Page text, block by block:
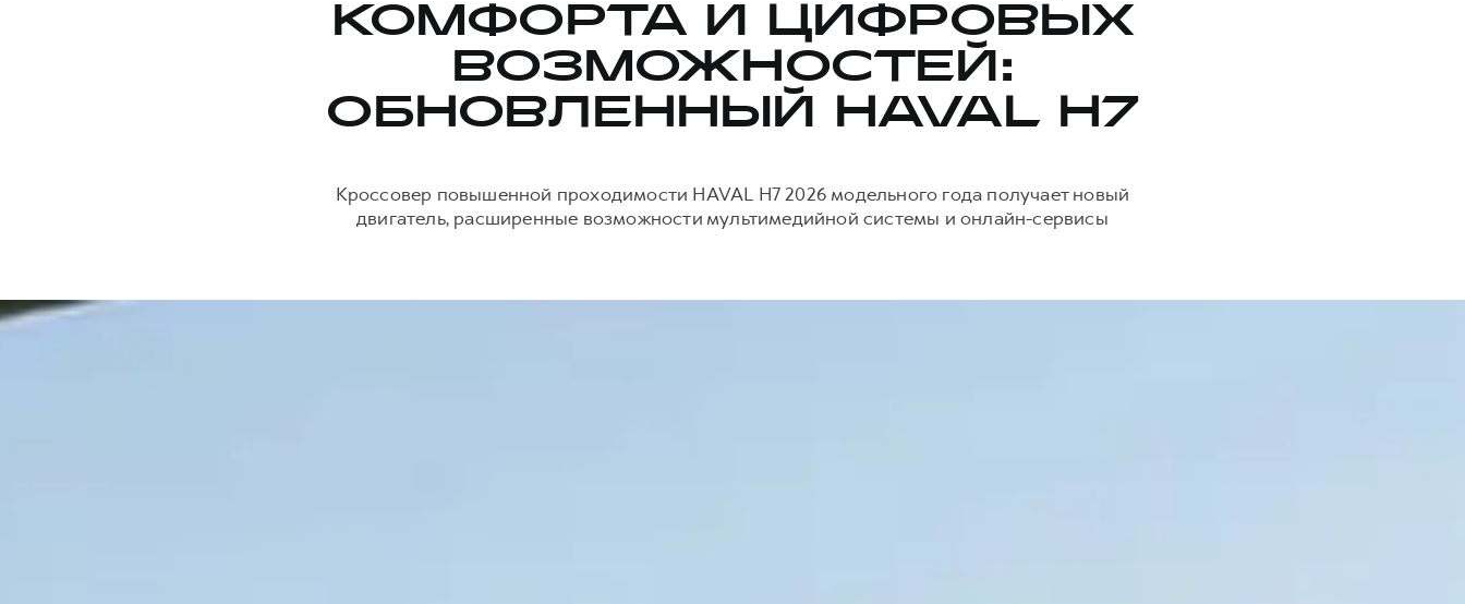
КОМФОРТА И ЦИФРОВЫХ
ВОЗМОЖНОСТЕЙ:
ОБНОВЛЕННЫЙ HAVAL H7
Кроссовер повышенной проходимости HAVAL H7 2026 модельного года получает новый
двигатель, расширенные возможности мультимедийной системы и онлайн-сервисы